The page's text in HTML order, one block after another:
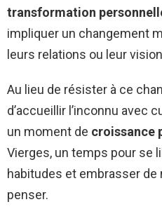
transformation
impliquer un changement
leurs relations ou leur
Au lieu de résister à ce
d’accueillir l’inconnu avec
un moment de croissance
Vierges, un temps pour se
habitudes et embrasser
penser.